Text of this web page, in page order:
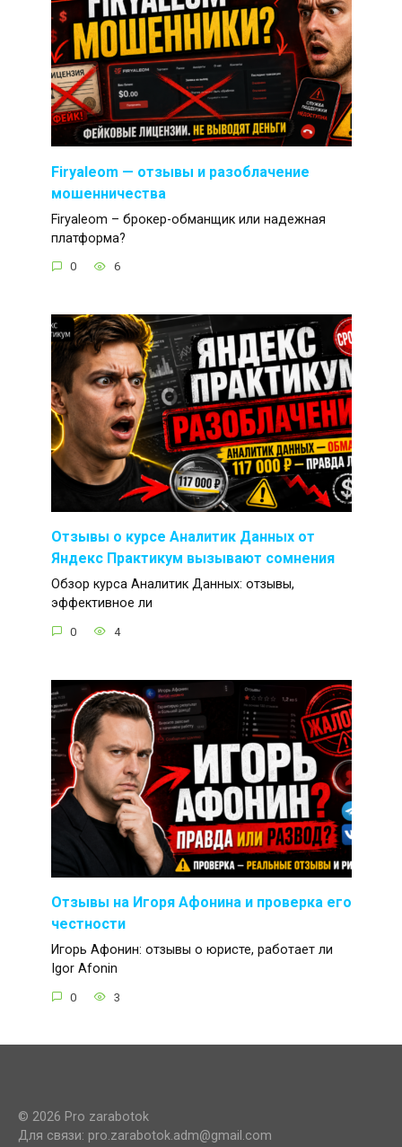
Firyaleom — отзывы и разоблачение
мошенничества
Firyaleom – брокер-обманщик или надежная
платформа?
0 6
Отзывы о курсе Аналитик Данных от
Яндекс Практикум вызывают сомнения
Обзор курса Аналитик Данных: отзывы,
эффективное ли
0 4
Отзывы на Игоря Афонина и проверка его
честности
Игорь Афонин: отзывы о юристе, работает ли
Igor Afonin
0 3
© 2026 Pro zarabotok
Для связи: pro.zarabotok.adm@gmail.com